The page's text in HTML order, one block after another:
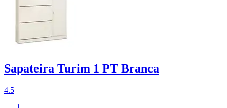
Sapateira Turim 1 PT Branca
4.5